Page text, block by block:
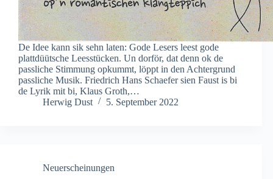
De Idee kann sik sehn laten: Gode Lesers leest gode
plattdüütsche Leesstücken. Un dorför, dat denn ok de
passliche Stimmung opkummt, löppt in den Achtergrund
passliche Musik. Friedrich Hans Schaefer sien Faust is bi
de Lyrik mit bi, Klaus Groth,…
Herwig Dust
5. September 2022
Neuerscheinungen